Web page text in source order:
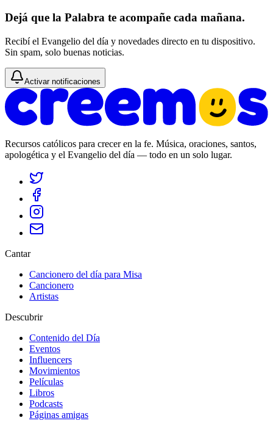
Dejá que la Palabra te acompañe cada mañana.
Recibí el Evangelio del día y novedades directo en tu dispositivo.
Sin spam, solo buenas noticias.
Activar notificaciones
Recursos católicos para crecer en la fe. Música, oraciones, santos,
apologética y el Evangelio del día — todo en un solo lugar.
Cantar
Cancionero del día para Misa
Cancionero
Artistas
Descubrir
Contenido del Día
Eventos
Influencers
Movimientos
Películas
Libros
Podcasts
Páginas amigas